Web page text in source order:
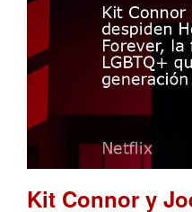
Kit Connor y